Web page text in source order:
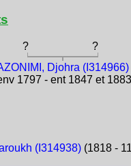
?
?
Djohra (I314966)
1797 - ent 1847 et 1883
(I314938)(1818 -